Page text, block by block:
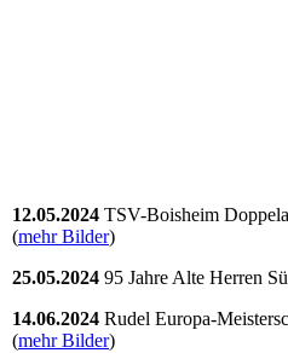
12.05.2024 TSV-Boisheim
(mehr Bilder)
25.05.2024 95 Jahre Alte Herren
14.06.2024 Rudel Europa-
(mehr Bilder)